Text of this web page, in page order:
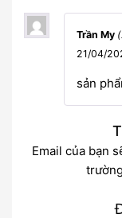
Trần My
21/04/
sản
Email của bạn